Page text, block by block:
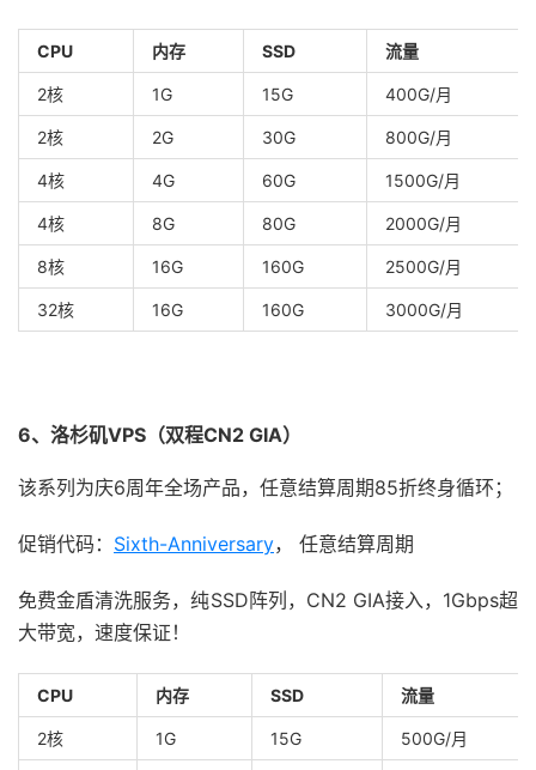
CPU 内存 SSD 流量
2核 1G 15G 400G/月
2核 2G 30G 800G/月
4核 4G 60G 1500G/月
4核 8G 80G 2000G/月
8核 16G 160G 2500G/月
32核 16G 160G 3000G/月
6、洛杉矶VPS（双程CN2 GIA）
该系列为庆6周年全场产品，任意结算周期85折终身循环；
促销代码： Sixth-Anniversary， 任意结算周期
免费金盾清洗服务，纯SSD阵列，CN2 GIA接入，1Gbps超
大带宽，速度保证！
CPU 内存 SSD 流量
2核 1G 15G 500G/月